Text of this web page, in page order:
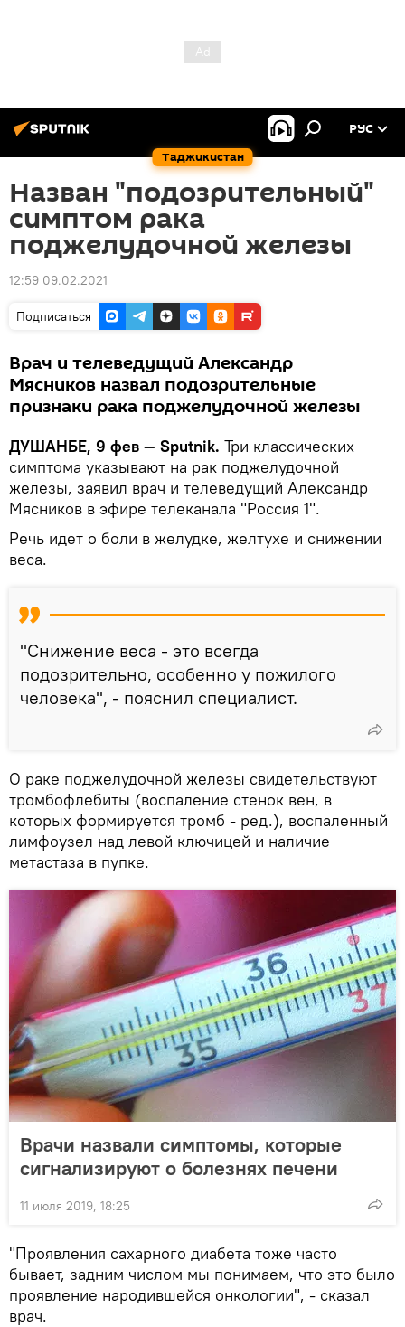
Таджикистан
РУС
Назван "подозрительный"
симптом рака
поджелудочной железы
12:59 09.02.2021
Подписаться
Врач и телеведущий Александр
Мясников назвал подозрительные
признаки рака поджелудочной железы
ДУШАНБЕ, 9 фев — Sputnik. Три классических
симптома указывают на рак поджелудочной
железы, заявил врач и телеведущий Александр
Мясников в эфире телеканала "Россия 1".
Речь идет о боли в желудке, желтухе и снижении
веса.
"Снижение веса - это всегда
подозрительно, особенно у пожилого
человека", - пояснил специалист.
О раке поджелудочной железы свидетельствуют
тромбофлебиты (воспаление стенок вен, в
которых формируется тромб - ред.), воспаленный
лимфоузел над левой ключицей и наличие
метастаза в пупке.
Врачи назвали симптомы, которые
сигнализируют о болезнях печени
11 июля 2019, 18:25
"Проявления сахарного диабета тоже часто
бывает, задним числом мы понимаем, что это было
проявление народившейся онкологии", - сказал
врач.